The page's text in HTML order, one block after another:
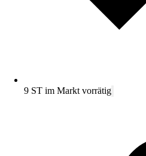
9 ST im Markt vorrätig